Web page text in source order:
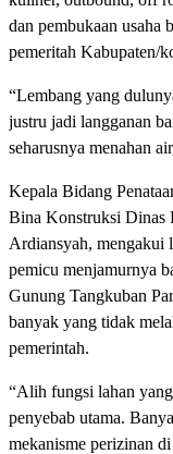
dan pembukaan usaha
pemeritah Kabupaten/
“Lembang yang
justru jadi langganan
seharusnya menahan
Kepala Bidang
Bina Konstruksi Dinas
Ardiansyah, mengakui
pemicu menjamurnya
Gunung Tangkuban
banyak yang tidak
pemerintah.
“Alih fungsi lahan
penyebab utama.
mekanisme perizinan